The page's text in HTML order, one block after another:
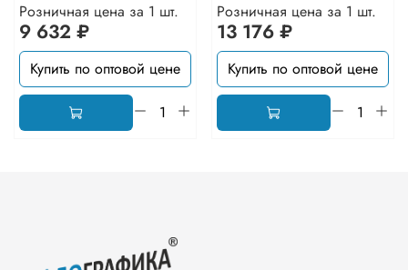
Розничная цена за 1 шт.
9 632 ₽
Купить по оптовой цене
Розничная цена за 1 шт.
13 176 ₽
Купить по оптовой цене